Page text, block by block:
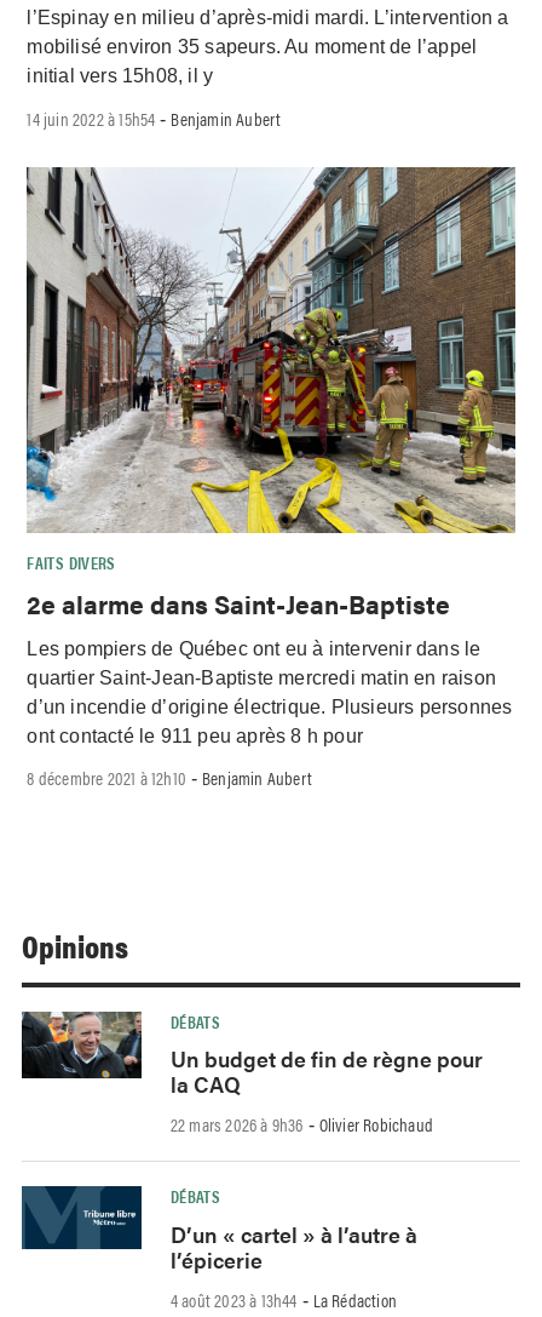
l’Espinay en milieu d’après-midi mardi. L’intervention a
mobilisé environ 35 sapeurs. Au moment de l’appel
initial vers 15h08, il y
14 juin 2022 à 15h54 - Benjamin Aubert
FAITS DIVERS
2e alarme dans Saint-Jean-Baptiste
Les pompiers de Québec ont eu à intervenir dans le
quartier Saint-Jean-Baptiste mercredi matin en raison
d’un incendie d’origine électrique. Plusieurs personnes
ont contacté le 911 peu après 8 h pour
8 décembre 2021 à 12h10 - Benjamin Aubert
Opinions
DÉBATS
Un budget de fin de règne pour
la CAQ
22 mars 2026 à 9h36 - Olivier Robichaud
DÉBATS
D’un « cartel » à l’autre à
l’épicerie
4 août 2023 à 13h44 - La Rédaction